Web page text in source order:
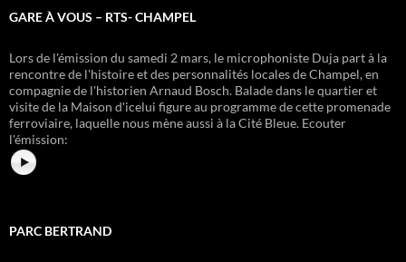
GARE À VOUS – RTS- CHAMPEL
Lors de l'émission du samedi 2 mars, le microphoniste Duja part à la
rencontre de l'histoire et des personnalités locales de Champel, en
compagnie de l'historien Arnaud Bosch. Balade dans le quartier et
visite de la Maison dʹicelui figure au programme de cette promenade
ferroviaire, laquelle nous mène aussi à la Cité Bleue. Ecouter
l'émission:
PARC BERTRAND